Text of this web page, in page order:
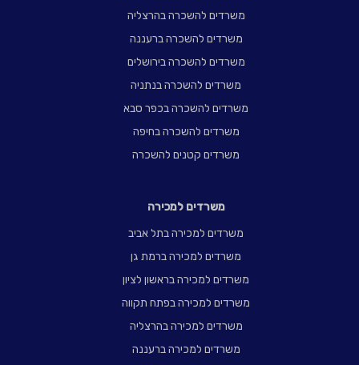
משרדים להשכרה בהרצליה
משרדים להשכרה ברעננה
משרדים להשכרה בירושלים
משרדים להשכרה בנתניה
משרדים להשכרה בכפר סבא
משרדים להשכרה בחיפה
משרדים קטנים להשכרה
משרדים למכירה
משרדים למכירה בתל אביב
משרדים למכירה ברמת גן
משרדים למכירה בראשון לציון
משרדים למכירה בפתח תקווה
משרדים למכירה בהרצליה
משרדים למכירה ברעננה